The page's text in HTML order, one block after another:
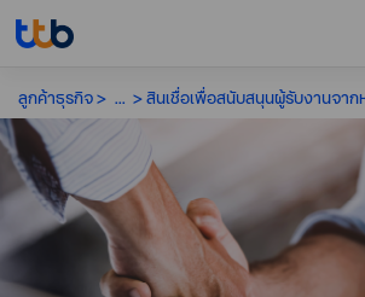
ลูกค้าธุรกิจ ... สินเชื่อเพื่อสนับสนุนผู้รับงานจา